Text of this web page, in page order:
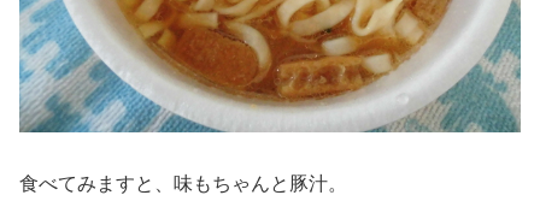
食べてみますと、味もちゃんと豚汁。